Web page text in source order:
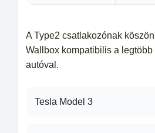
A Type2 csatlakozónak
Wallbox kompatibilis a
autóval.
Tesla Model 3